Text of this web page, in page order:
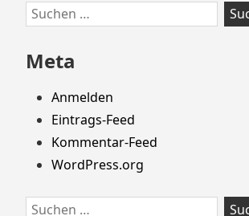
Zum
Footer
springen
Suchen
nach:
Meta
Anmelden
Eintrags-Feed
Kommentar-Feed
WordPress.org
Suchen